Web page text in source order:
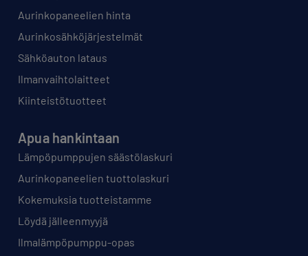
Aurinkopaneelien hinta
Aurinkosähköjärjestelmät
Sähköauton lataus
Ilmanvaihtolaitteet
Kiinteistötuotteet
Apua hankintaan
Lämpöpumppujen säästölaskuri
Aurinkopaneelien tuottolaskuri
Kokemuksia tuotteistamme
Löydä jälleenmyyjä
Ilmalämpöpumppu-opas